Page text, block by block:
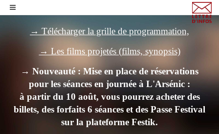
→ Télécharger la grille de programmation,
→ Les films projetés (films, synopsis)
→ Nouveauté : Mise en place de réservations
pour les séances en journée à L'Arsénic :
à partir du 10 août, vous pourrez acheter des
billets, des forfaits 6 séances et des Passe Festival
sur la plateforme Festik.